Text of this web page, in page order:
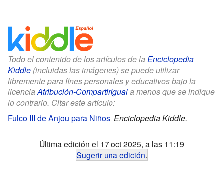
Todo el contenido de los artículos de la Enciclopedia
Kiddle (incluidas las imágenes) se puede utilizar
libremente para fines personales y educativos bajo la
licencia Atribución-CompartirIguala menos que se indique
lo contrario. Citar este artículo:
Fulco III de Anjou para Niños. Enciclopedia Kiddle.
Última edición el 17 oct 2025, a las 11:19
Sugerir una edición.